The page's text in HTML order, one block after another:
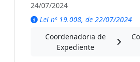
24/07/2024
Lei nº 19.008, de 22/07/2024
Coordenadoria de
Expediente